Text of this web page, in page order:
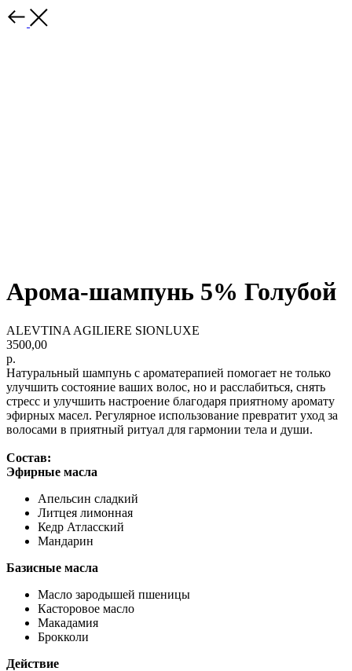
Арома-шампунь 5% Голубой
ALEVTINA AGILIERE SIONLUXE
3500,00
р.
Натуральный шампунь с ароматерапией помогает не только
улучшить состояние ваших волос, но и расслабиться, снять
стресс и улучшить настроение благодаря приятному аромату
эфирных масел. Регулярное использование превратит уход за
волосами в приятный ритуал для гармонии тела и души.
Состав:
Эфирные масла
Апельсин сладкий
Литцея лимонная
Кедр Атласский
Мандарин
Базисные масла
Масло зародышей пшеницы
Касторовое масло
Макадамия
Брокколи
Действие